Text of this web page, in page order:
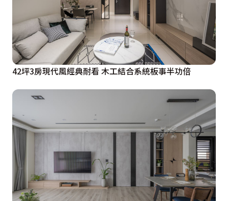
42坪3房現代風經典耐看 木工結合系統板事半功倍